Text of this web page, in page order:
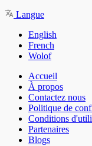
Langue
English
French
Wolof
Accueil
À propos
Contactez nous
Politique de
Conditions
Partenaires
Blogs